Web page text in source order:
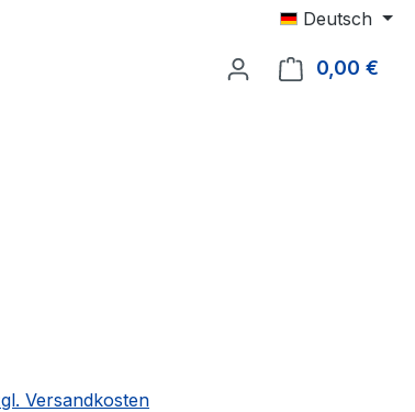
Deutsch
0,00 €
Versandkosten